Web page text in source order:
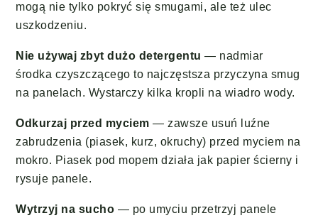
mogą nie tylko pokryć się smugami, ale też ulec
uszkodzeniu.
Nie używaj zbyt dużo detergentu — nadmiar
środka czyszczącego to najczęstsza przyczyna smug
na panelach. Wystarczy kilka kropli na wiadro wody.
Odkurzaj przed myciem — zawsze usuń luźne
zabrudzenia (piasek, kurz, okruchy) przed myciem na
mokro. Piasek pod mopem działa jak papier ścierny i
rysuje panele.
Wytrzyj na sucho — po umyciu przetrzyj panele